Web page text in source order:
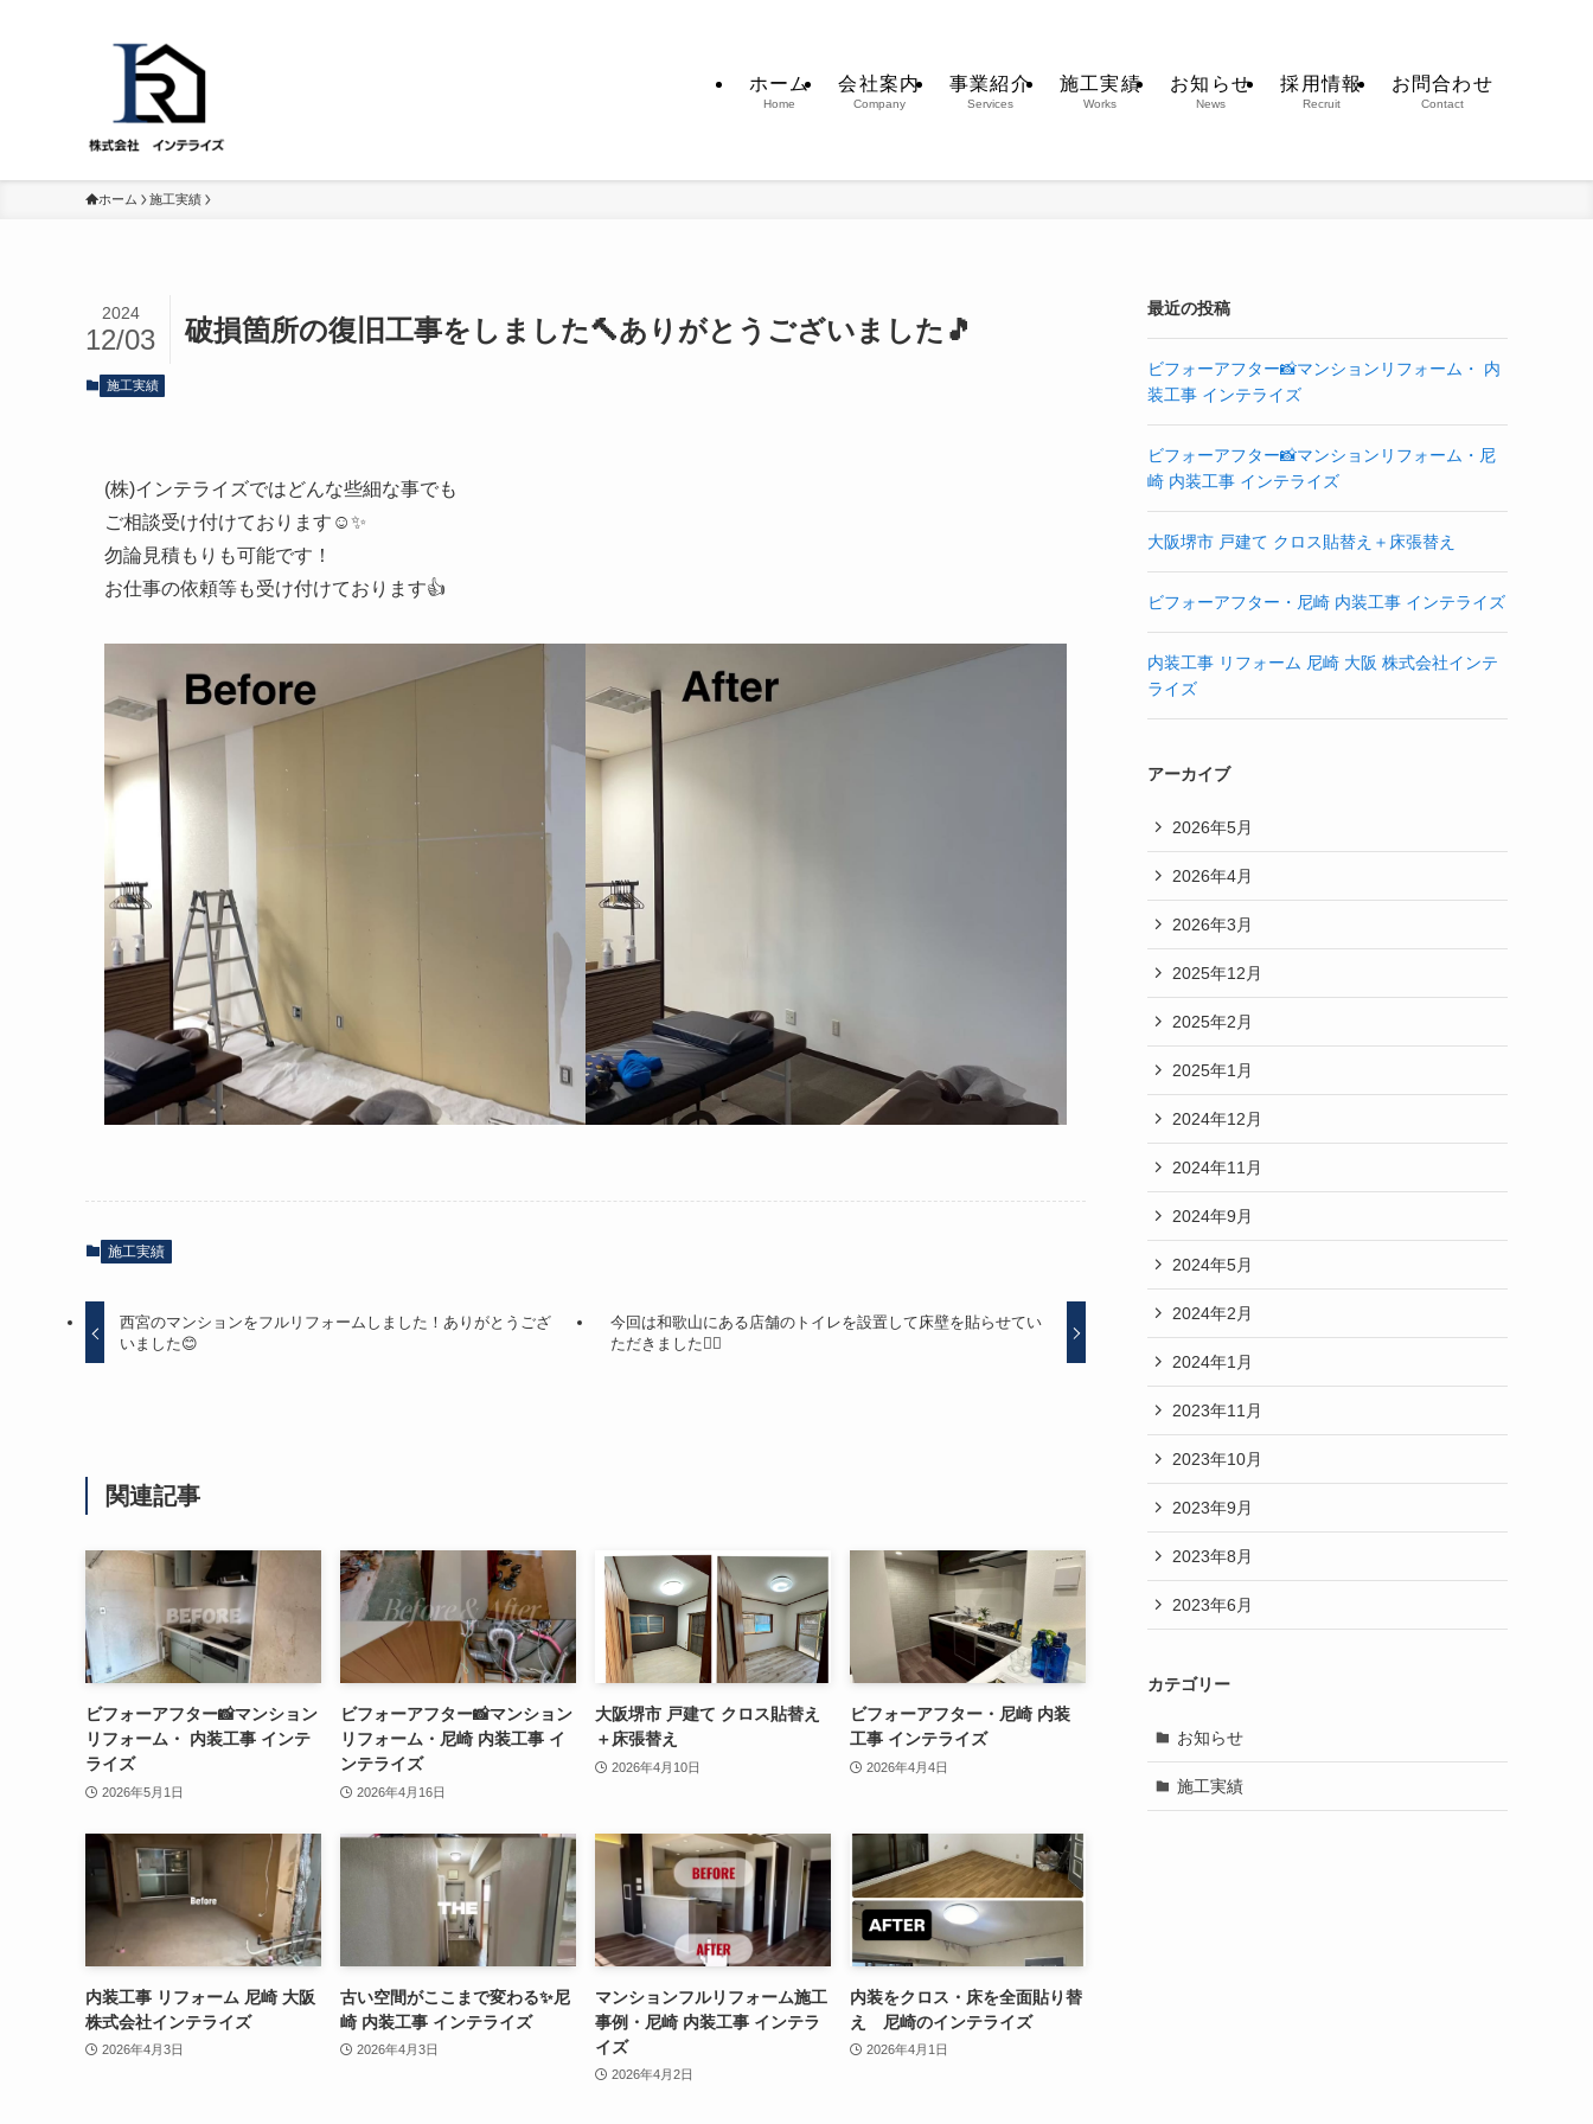
ホーム
Home
会社案内
Company
事業紹介
Services
施工実績
Works
お知らせ
News
採用情報
Recruit
お問合わせ
Contact
ホーム 施工実績
破損箇所の復旧工事をしました🔨ありがとうございました🎵
2024
12/03
施工実績
(株)インテライズではどんな些細な事でも
ご相談受け付けております☺️✨
勿論見積もりも可能です！
お仕事の依頼等も受け付けております👍
施工実績
西宮のマンションをフルリフォームしました！ありがとうござ
いました😊
今回は和歌山にある店舗のトイレを設置して床壁を貼らせてい
ただきました🙆‍♀️
関連記事
ビフォーアフター📸マンション
リフォーム・ 内装工事 インテ
ライズ
2026年5月1日
ビフォーアフター📸マンション
リフォーム・尼崎 内装工事 イ
ンテライズ
2026年4月16日
大阪堺市 戸建て クロス貼替え
＋床張替え
2026年4月10日
ビフォーアフター・尼崎 内装
工事 インテライズ
2026年4月4日
内装工事 リフォーム 尼崎 大阪
株式会社インテライズ
2026年4月3日
古い空間がここまで変わる✨尼
崎 内装工事 インテライズ
2026年4月3日
マンションフルリフォーム施工
事例・尼崎 内装工事 インテラ
イズ
2026年4月2日
内装をクロス・床を全面貼り替
え 尼崎のインテライズ
2026年4月1日
最近の投稿
ビフォーアフター📸マンションリフォーム・ 内
装工事 インテライズ
ビフォーアフター📸マンションリフォーム・尼
崎 内装工事 インテライズ
大阪堺市 戸建て クロス貼替え＋床張替え
ビフォーアフター・尼崎 内装工事 インテライズ
内装工事 リフォーム 尼崎 大阪 株式会社インテ
ライズ
アーカイブ
2026年5月
2026年4月
2026年3月
2025年12月
2025年2月
2025年1月
2024年12月
2024年11月
2024年9月
2024年5月
2024年2月
2024年1月
2023年11月
2023年10月
2023年9月
2023年8月
2023年6月
カテゴリー
お知らせ
施工実績